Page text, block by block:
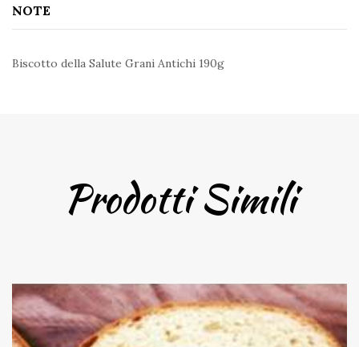
NOTE
Biscotto della Salute Grani Antichi 190g
Prodotti Simili